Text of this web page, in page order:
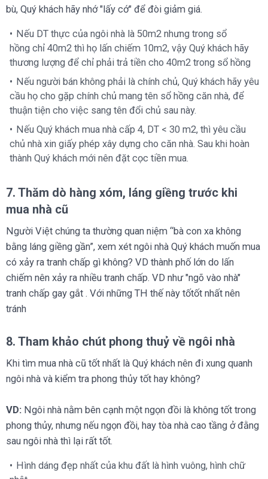
bù, Quý khách hãy nhớ "lấy cớ" để đòi giảm giá.
Nếu DT thực của ngôi nhà là 50m2 nhưng trong sổ
hồng chỉ 40m2 thì họ lấn chiếm 10m2, vậy Quý khách hãy
thương lượng để chỉ phải trả tiền cho 40m2 trong sổ hồng
Nếu người bán không phải là chính chủ, Quý khách hãy yêu
cầu họ cho gặp chính chủ mang tên sổ hồng căn nhà, để
thuận tiện cho việc sang tên đổi chủ sau này.
Nếu Quý khách mua nhà cấp 4, DT < 30 m2, thì yêu cầu
chủ nhà xin giấy phép xây dựng cho căn nhà. Sau khi hoàn
thành Quý khách mới nên đặt cọc tiền mua.
7. Thăm dò hàng xóm, láng giềng trước khi
mua nhà cũ
Người Việt chúng ta thường quan niệm “bà con xa không
bằng láng giềng gần”, xem xét ngôi nhà Quý khách muốn mua
có xảy ra tranh chấp gì không? VD thành phố lớn do lấn
chiếm nên xảy ra nhiều tranh chấp. VD như "ngõ vào nhà"
tranh chấp gay gắt . Với những TH thế này tốtốt nhất nên
tránh
8. Tham khảo chút phong thuỷ về ngôi nhà
Khi tìm mua nhà cũ tốt nhất là Quý khách nên đi xung quanh
ngôi nhà và kiểm tra phong thủy tốt hay không?
VD: Ngôi nhà nằm bên cạnh một ngọn đồi là không tốt trong
phong thủy, nhưng nếu ngọn đồi, hay tòa nhà cao tầng ở đằng
sau ngôi nhà thì lại rất tốt.
Hình dáng đẹp nhất của khu đất là hình vuông, hình chữ